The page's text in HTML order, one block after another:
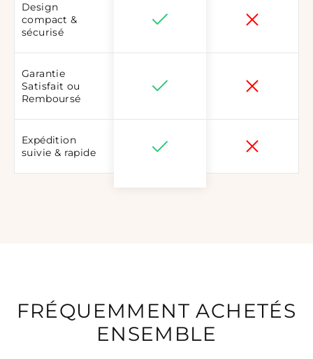
Design
compact &
sécurisé
Garantie
Satisfait ou
Remboursé
Expédition
suivie & rapide
FRÉQUEMMENT ACHETÉS
ENSEMBLE